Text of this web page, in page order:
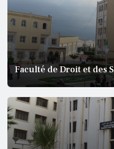
Faculté de Droit et des